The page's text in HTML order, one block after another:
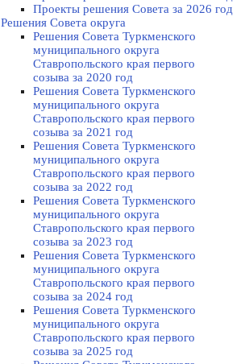
Проекты решения Совета за 2026 год
Решения Совета округа
Решения Совета Туркменского
муниципального округа
Ставропольского края первого
созыва за 2020 год
Решения Совета Туркменского
муниципального округа
Ставропольского края первого
созыва за 2021 год
Решения Совета Туркменского
муниципального округа
Ставропольского края первого
созыва за 2022 год
Решения Совета Туркменского
муниципального округа
Ставропольского края первого
созыва за 2023 год
Решения Совета Туркменского
муниципального округа
Ставропольского края первого
созыва за 2024 год
Решения Совета Туркменского
муниципального округа
Ставропольского края первого
созыва за 2025 год